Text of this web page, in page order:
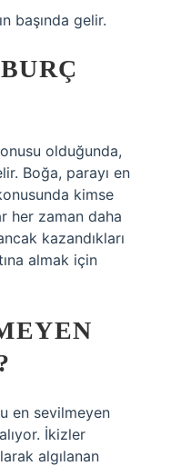
başında gelir.
olduğunda,
Boğa, parayı en
kimse
her zaman daha
kazandıkları
almak için
en sevilmeyen
İkizler
algılanan